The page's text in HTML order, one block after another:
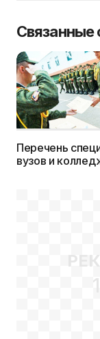
Связанные
Перечень
вузов и